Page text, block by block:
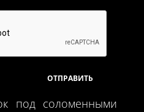
под соломенными